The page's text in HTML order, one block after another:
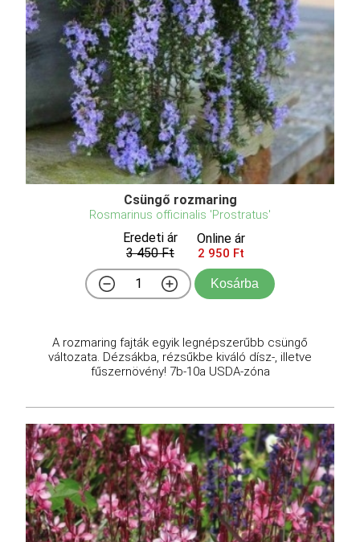
Csüngő rozmaring
Rosmarinus officinalis 'Prostratus'
Eredeti ár
3 450 Ft
Online ár
2 950 Ft
Kosárba
A rozmaring fajták egyik legnépszerűbb csüngő
változata. Dézsákba, rézsűkbe kiváló dísz-, illetve
fűszernövény! 7b-10a USDA-zóna